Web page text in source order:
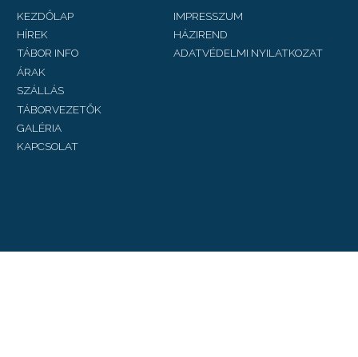
KEZDŐLAP
HÍREK
TÁBOR INFO
ÁRAK
SZÁLLÁS
TÁBORVEZETŐK
GALÉRIA
KAPCSOLAT
IMPRESSZUM
HÁZIREND
ADATVÉDELMI NYILATKOZAT